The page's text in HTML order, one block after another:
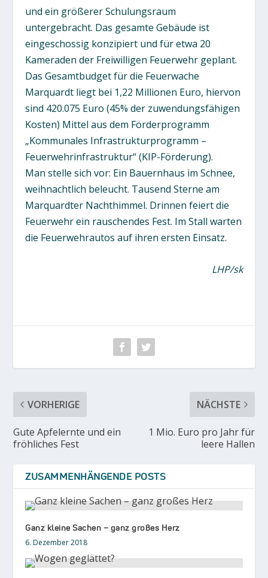
und ein größerer Schulungsraum
untergebracht. Das gesamte Gebäude ist
eingeschossig konzipiert und für etwa 20
Kameraden der Freiwilligen Feuerwehr geplant.
Das Gesamtbudget für die Feuerwache
Marquardt liegt bei 1,22 Millionen Euro, hiervon
sind 420.075 Euro (45% der zuwendungsfähigen
Kosten) Mittel aus dem Förderprogramm
„Kommunales Infrastrukturprogramm –
Feuerwehrinfrastruktur“ (KIP-Förderung).
Man stelle sich vor: Ein Bauernhaus im Schnee,
weihnachtlich beleucht. Tausend Sterne am
Marquardter Nachthimmel. Drinnen feiert die
Feuerwehr ein rauschendes Fest. Im Stall warten
die Feuerwehrautos auf ihren ersten Einsatz.
LHP/sk
VORHERIGE
Gute Apfelernte und ein
fröhliches Fest
NÄCHSTE
1 Mio. Euro pro Jahr für
leere Hallen
ZUSAMMENHÄNGENDE POSTS
Ganz kleine Sachen – ganz großes Herz
6. Dezember 2018